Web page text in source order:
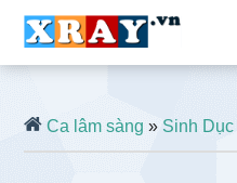
Ca lâm sàng »Sinh Dục